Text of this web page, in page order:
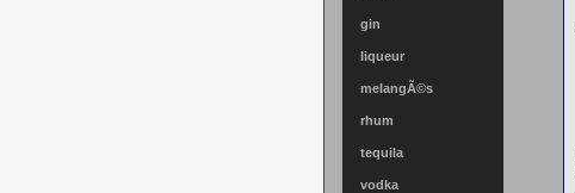
gin
liqueur
melangÃ©s
rhum
tequila
vodka